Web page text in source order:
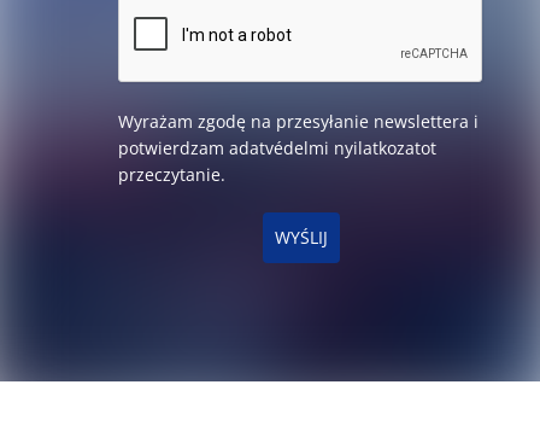
Wyrażam zgodę na przesyłanie newslettera i
potwierdzam adatvédelmi nyilatkozatot
przeczytanie.
WYŚLIJ